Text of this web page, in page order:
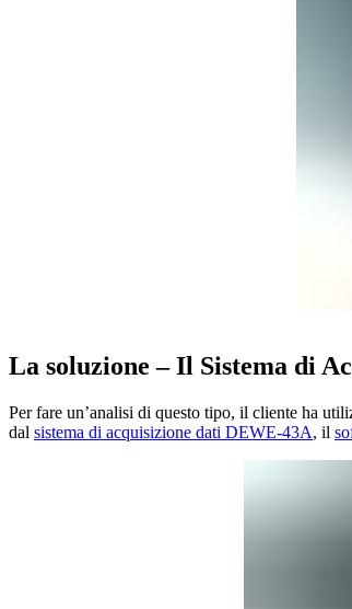
La soluzione – Il Sistema di
Per fare un’analisi di questo tipo, il cliente ha
dal sistema di acquisizione dati DEWE-43A, il